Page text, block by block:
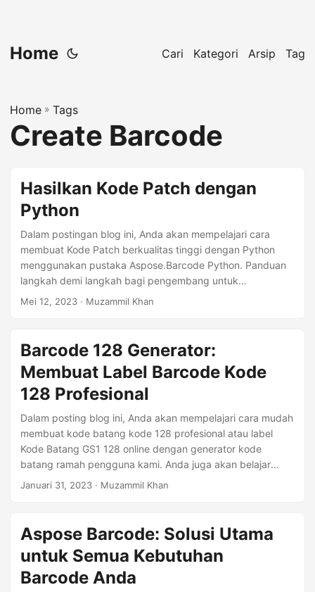
Home Cari Kategori Arsip Tag
Home » Tags
Create Barcode
Hasilkan Kode Patch dengan
Python
Dalam postingan blog ini, Anda akan mempelajari cara
membuat Kode Patch berkualitas tinggi dengan Python
menggunakan pustaka Aspose.Barcode Python. Panduan
langkah demi langkah bagi pengembang untuk
mengembangkan generator barcode Patch dengan
Mei 12, 2023 · Muzammil Khan
Barcode 128 Generator:
Membuat Label Barcode Kode
128 Profesional
Dalam posting blog ini, Anda akan mempelajari cara mudah
membuat kode batang kode 128 profesional atau label
Kode Batang GS1 128 online dengan generator kode
batang ramah pengguna kami. Anda juga akan belajar
bagaimana mengembangkan aplikasi generator barcode
Januari 31, 2023 · Muzammil Khan
Aspose Barcode: Solusi Utama
untuk Semua Kebutuhan
Barcode Anda